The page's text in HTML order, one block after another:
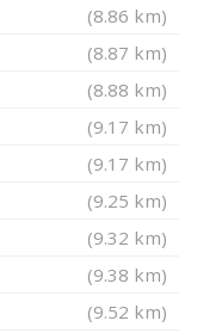
(8.86 km)
(8.87 km)
(8.88 km)
(9.17 km)
(9.17 km)
(9.25 km)
(9.32 km)
(9.38 km)
(9.52 km)